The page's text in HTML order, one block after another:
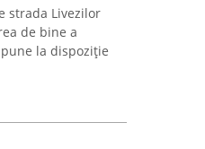
strada Livezilor
de bine a
la dispoziție